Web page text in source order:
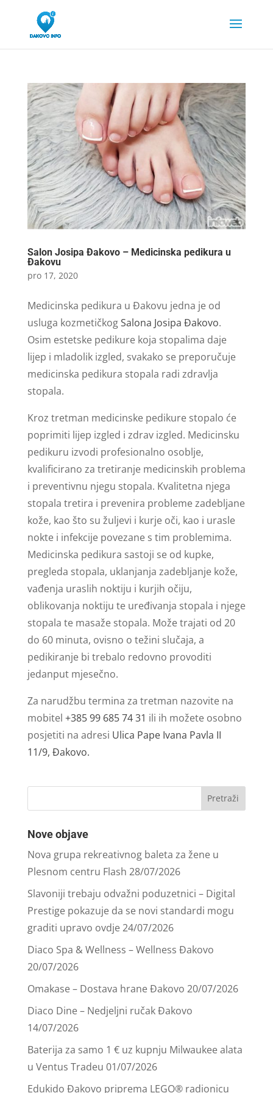
Salon Josipa Đakovo – Medicinska pedikura u
Đakovu
pro 17, 2020
Medicinska pedikura u Đakovu jedna je od
usluga kozmetičkogSalona Josipa Đakovo.
Osim estetske pedikure koja stopalima daje
lijep i mladolik izgled, svakako se preporučuje
medicinska pedikura stopala radi zdravlja
stopala.
Kroz tretman medicinske pedikure stopalo će
poprimiti lijep izgled i zdrav izgled. Medicinsku
pedikuru izvodi profesionalno osoblje,
kvalificirano za tretiranje medicinskih problema
i preventivnu njegu stopala. Kvalitetna njega
stopala tretira i prevenira probleme zadebljane
kože, kao što su žuljevi i kurje oči, kao i urasle
nokte i infekcije povezane s tim problemima.
Medicinska pedikura sastoji se od kupke,
pregleda stopala, uklanjanja zadebljanje kože,
vađenja uraslih noktiju i kurjih očiju,
oblikovanja noktiju te uređivanja stopala i njege
stopala te masaže stopala. Može trajati od 20
do 60 minuta, ovisno o težini slučaja, a
pedikiranje bi trebalo redovno provoditi
jedanput mjesečno.
Za narudžbu termina za tretman nazovite na
mobitel +385 99 685 74 31 ili ih možete osobno
posjetiti na adresi Ulica Pape Ivana Pavla II
11/9, Đakovo.
Nove objave
Nova grupa rekreativnog baleta za žene u
Plesnom centru Flash 28/07/2026
Slavoniji trebaju odvažni poduzetnici – Digital
Prestige pokazuje da se novi standardi mogu
graditi upravo ovdje24/07/2026
Diaco Spa & Wellness – Wellness Đakovo
20/07/2026
Omakase – Dostava hrane Đakovo 20/07/2026
Diaco Dine – Nedjeljni ručak Đakovo
14/07/2026
Baterija za samo 1 € uz kupnju Milwaukee alata
u Ventus Tradeu 01/07/2026
Edukido Đakovo priprema LEGO® radionicu